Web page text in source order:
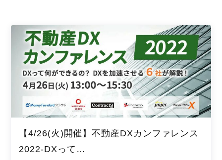
【4/26(火)開催】不動産DXカンファレンス
2022-DXって…